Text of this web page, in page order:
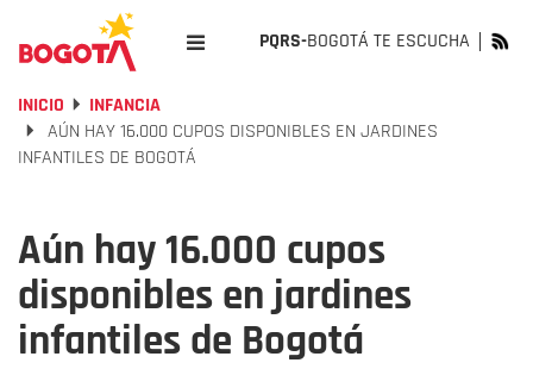
PQRS-BOGOTÁ TE ESCUCHA
INICIO
INFANCIA
AÚN HAY 16.000 CUPOS DISPONIBLES EN JARDINES
INFANTILES DE BOGOTÁ
Aún hay 16.000 cupos
disponibles en jardines
infantiles de Bogotá